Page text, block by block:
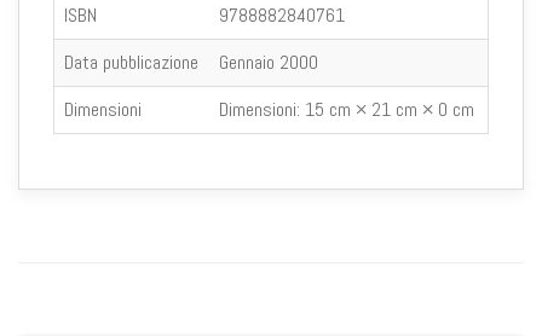
ISBN
9788882840761
Data pubblicazione
Gennaio 2000
Dimensioni
Dimensioni: 15 cm × 21 cm × 0 cm